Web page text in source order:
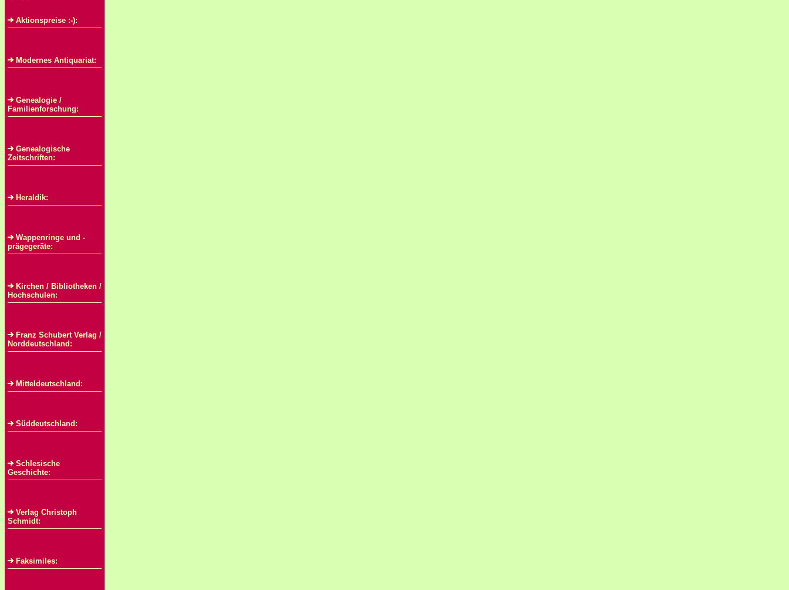
Aktionspreise :-):
Modernes Antiquariat:
Genealogie /
Familienforschung:
Genealogische
Zeitschriften:
Heraldik:
Wappenringe und -
prägegeräte:
Kirchen / Bibliotheken /
Hochschulen:
Franz Schubert Verlag /
Norddeutschland:
Mitteldeutschland:
Süddeutschland:
Schlesische
Geschichte:
Verlag Christoph
Schmidt:
Faksimiles: